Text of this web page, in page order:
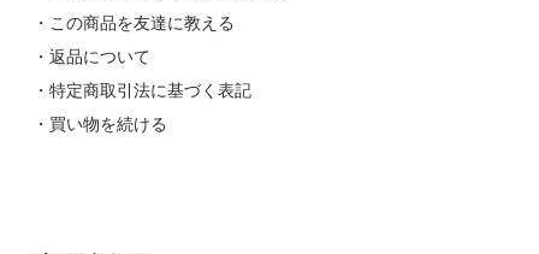
・この商品を友達に教える
・返品について
・特定商取引法に基づく表記
・買い物を続ける